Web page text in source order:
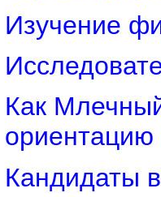
Изучение
Как
ориентацию
Кандидаты